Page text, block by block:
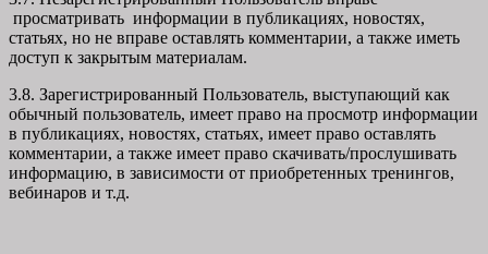
просматривать информации в публикациях, новостях,
статьях, но не вправе оставлять комментарии, а также иметь
доступ к закрытым материалам.
3.8. Зарегистрированный Пользователь, выступающий как
обычный пользователь, имеет право на просмотр информации
в публикациях, новостях, статьях, имеет право оставлять
комментарии, а также имеет право скачивать/прослушивать
информацию, в зависимости от приобретенных тренингов,
вебинаров и т.д.